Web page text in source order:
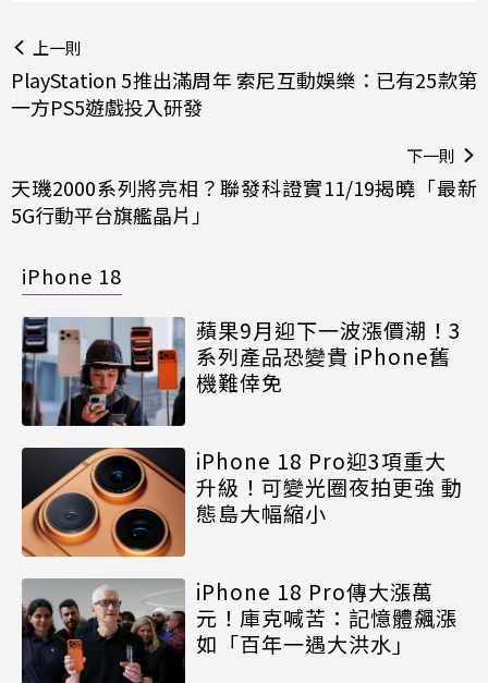
上一則
PlayStation 5推出滿周年 索尼互動娛樂：已有25款第
一方PS5遊戲投入研發
下一則
天璣2000系列將亮相？聯發科證實11/19揭曉「最新
5G行動平台旗艦晶片」
iPhone 18
蘋果9月迎下一波漲價潮！3
系列產品恐變貴 iPhone舊
機難倖免
iPhone 18 Pro迎3項重大
升級！可變光圈夜拍更強 動
態島大幅縮小
iPhone 18 Pro傳大漲萬
元！庫克喊苦：記憶體飆漲
如「百年一遇大洪水」